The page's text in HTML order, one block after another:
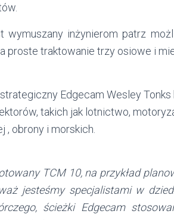
wymuszany inżynierom patrz
proste traktowanie trzy osiowe i
Edgecam Wesley
takich jak lotnictwo,
, obrony i morskich.
TCM 10, na przykład
jesteśmy specjalistami w
ścieżki Edgecam